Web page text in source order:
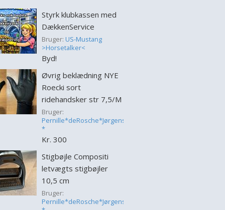
Styrk klubkassen med
DækkenService
Bruger: US-Mustang
>Horsetalker<
Byd!
Øvrig beklædning NYE
Roecki sort
ridehandsker str 7,5/M
Bruger:
Pernille*deRosche*Jørgensen
*
Kr. 300
Stigbøjle Compositi
letvægts stigbøjler
10,5 cm
Bruger:
Pernille*deRosche*Jørgensen